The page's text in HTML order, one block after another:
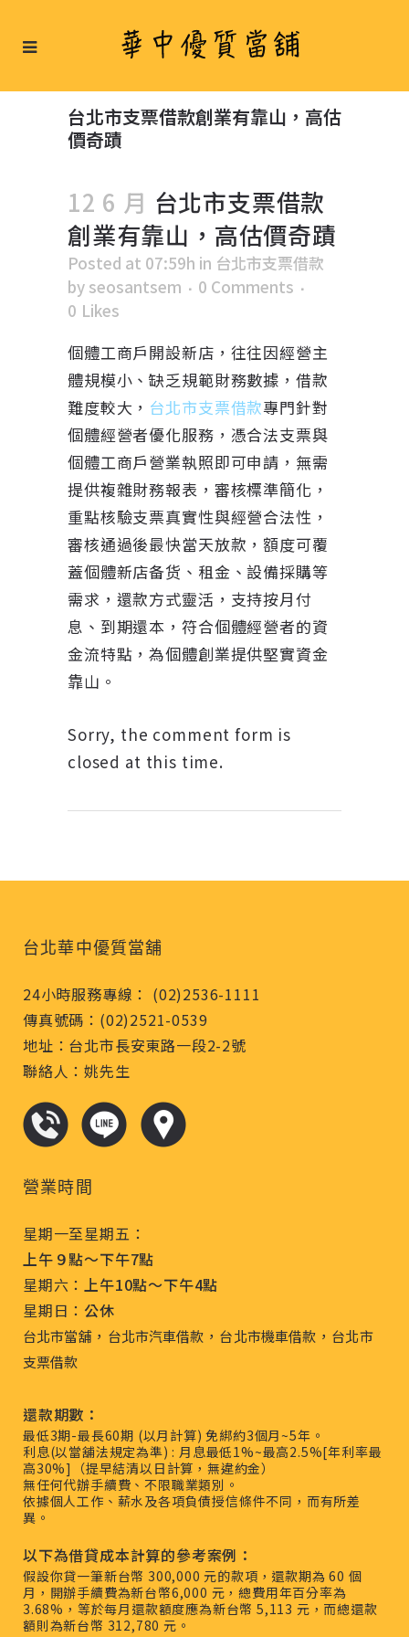
台北市支票借款創業有靠山，高估
價奇蹟
12 6 月 台北市支票借款
創業有靠山，高估價奇蹟
Posted at 07:59h in 台北市支票借款
by seosantsem
0 Comments
0 Likes
個體工商戶開設新店，往往因經營主
體規模小、缺乏規範財務數據，借款
難度較大， 台北市支票借款專門針對
個體經營者優化服務，憑合法支票與
個體工商戶營業執照即可申請，無需
提供複雜財務報表，審核標準簡化，
重點核驗支票真實性與經營合法性，
審核通過後最快當天放款，額度可覆
蓋個體新店备货、租金、設備採購等
需求，還款方式靈活，支持按月付
息、到期還本，符合個體經營者的資
金流特點，為個體創業提供堅實資金
靠山。
Sorry, the comment form is
closed at this time.
台北華中優質當舖
24小時服務專線： (02)2536-1111
傳真號碼：(02)2521-0539
地址：台北市長安東路一段2-2號
聯絡人：姚先生
營業時間
星期一至星期五：
上午９點～下午7點
星期六：上午10點～下午4點
星期日： 公休
台北市當舖， 台北市汽車借款 ， 台北市機車借款 ， 台北市
支票借款
還款期數：
最低3期-最長60期 (以月計算) 免綁約3個月~5年。
利息(以當舖法規定為準) : 月息最低1%~最高2.5%[年利率最
高30%]（提早結清以日計算，無違約金）
無任何代辦手續費、不限職業類別。
依據個人工作、薪水及各項負債授信條件不同，而有所差
異。
以下為借貸成本計算的參考案例：
假設你貸一筆新台幣 300,000 元的款項，還款期為 60 個
月，開辦手續費為新台幣6,000 元，總費用年百分率為
3.68%，等於每月還款額度應為新台幣 5,113 元，而總還款
額則為新台幣 312,780 元。